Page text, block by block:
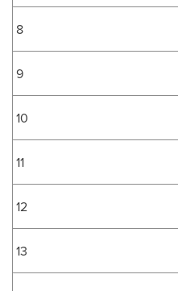
8
9
10
11
12
13